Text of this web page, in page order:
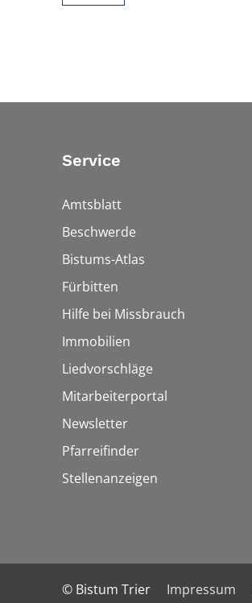
Service
Amtsblatt
Beschwerde
Bistums-Atlas
Fürbitten
Hilfe bei Missbrauch
Immobilien
Liedvorschläge
Mitarbeiterportal
Newsletter
Pfarreifinder
Stellenanzeigen
© Bistum Trier Impressum